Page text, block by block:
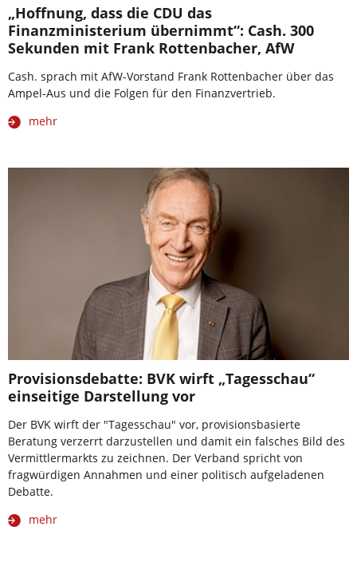
„Hoffnung, dass die CDU das
Finanzministerium übernimmt“: Cash. 300
Sekunden mit Frank Rottenbacher, AfW
Cash. sprach mit AfW-Vorstand Frank Rottenbacher über das
Ampel-Aus und die Folgen für den Finanzvertrieb.
mehr
Provisionsdebatte: BVK wirft „Tagesschau“
einseitige Darstellung vor
Der BVK wirft der "Tagesschau" vor, provisionsbasierte
Beratung verzerrt darzustellen und damit ein falsches Bild des
Vermittlermarkts zu zeichnen. Der Verband spricht von
fragwürdigen Annahmen und einer politisch aufgeladenen
Debatte.
mehr